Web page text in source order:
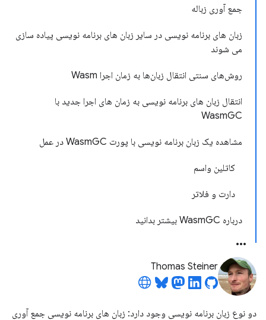
جمع آوری زباله
زبان های برنامه نویسی در سایر زبان های برنامه نویسی پیاده سازی
می شوند
روش‌های سنتی انتقال زبان‌ها به زمان اجرا Wasm
انتقال زبان های برنامه نویسی به زمان های اجرا جدید با
WasmGC
مشاهده یک زبان برنامه نویسی با پورت WasmGC در عمل
کاتلین واسم
دارت و فلاتر
درباره WasmGC بیشتر بدانید
Thomas Steiner
دو نوع زبان برنامه نویسی وجود دارد: زبان های برنامه نویسی جمع آوری